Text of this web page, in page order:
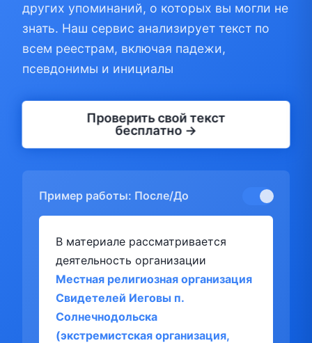
других упоминаний, о которых вы могли не
знать. Наш сервис анализирует текст по
всем реестрам, включая падежи,
псевдонимы и инициалы
Проверить свой текст
бесплатно →
Пример работы: После/До
В материале рассматривается
деятельность организации
Местная религиозная организация
Свидетелей Иеговы п.
Солнечнодольска
(экстремистская организация,